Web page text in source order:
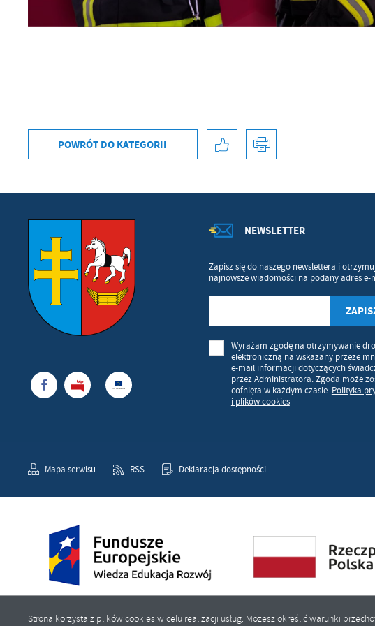
POWRÓT DO KATEGORII
NEWSLETTER
Zapisz się do naszego newslettera i
najnowsze wiadomości na podany adres e-
Wyrażam zgodę na otrzymywanie
elektroniczną na wskazany przeze
e-mail informacji dotyczących
przez Administratora. Zgoda może
cofnięta w każdym czasie. Polityka
i plików cookies
Mapa serwisu RSS Deklaracja dostępności
Strona korzysta z plików cookies w celu realizacji usług. Możesz określić warunki
pośredników
społecznościowych.